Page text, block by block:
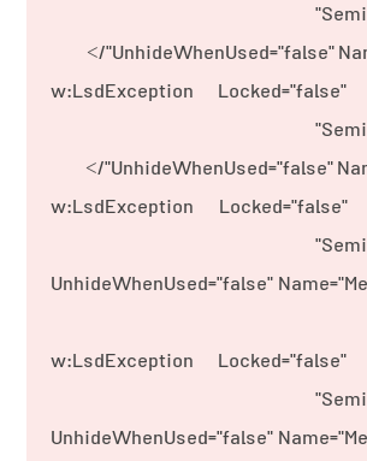
UnhideWhenUsed="false"
<w:LsdException Locked="false"
UnhideWhenUsed="false"
<w:LsdException Locked="false"
UnhideWhenUsed="false"
<w:LsdException Locked="false"
UnhideWhenUsed="false"